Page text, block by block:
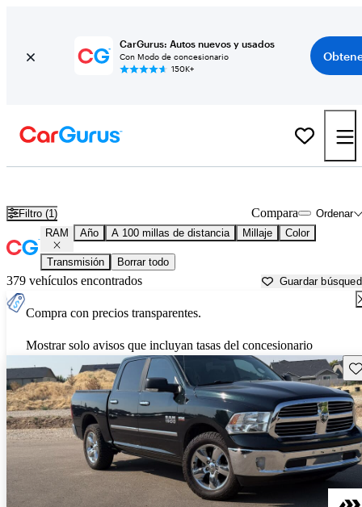
CarGurus: Autos nuevos y usados
Con Modo de concesionario
150K+
Filtro (1) Ordenar
Compara
RAM Año A 100 millas de distancia Millaje Color
Transmisión Borrar todo
379 vehículos encontrados Guardar
Compra con precios transparentes.
Mostrar solo avisos que incluyan tasas del concesionario